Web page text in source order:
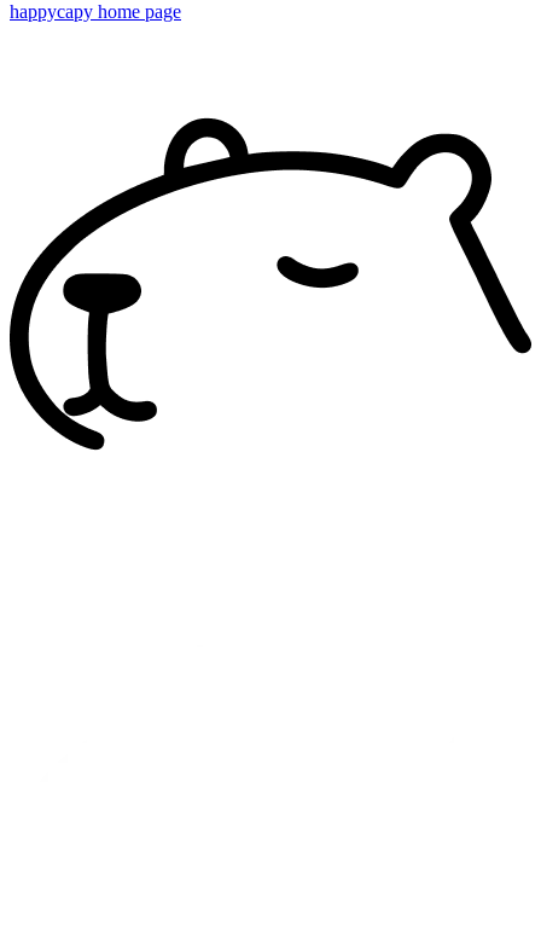
happycapy home page